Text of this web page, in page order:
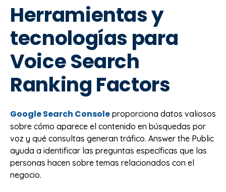
Herramientas y
tecnologías para
Voice Search
Ranking Factors
Google Search Console proporciona datos valiosos
sobre cómo aparece el contenido en búsquedas por
voz y qué consultas generan tráfico. Answer the Public
ayuda a identificar las preguntas específicas que las
personas hacen sobre temas relacionados con el
negocio.